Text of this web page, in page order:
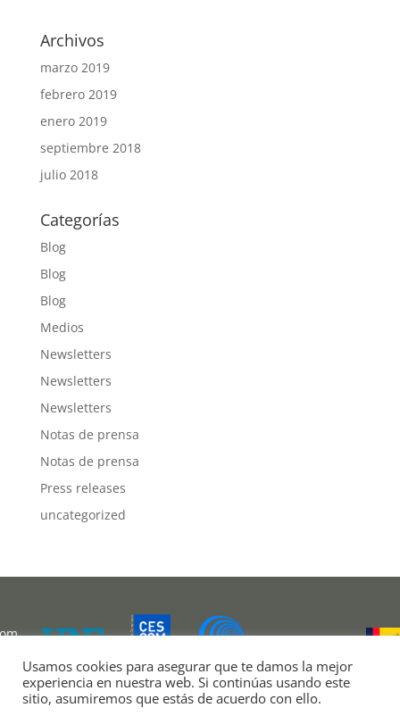
Archivos
marzo 2019
febrero 2019
enero 2019
septiembre 2018
julio 2018
Categorías
Blog
Blog
Blog
Medios
Newsletters
Newsletters
Newsletters
Notas de prensa
Notas de prensa
Press releases
uncategorized
Usamos cookies para asegurar que te damos la mejor
experiencia en nuestra web. Si continúas usando este
sitio, asumiremos que estás de acuerdo con ello.